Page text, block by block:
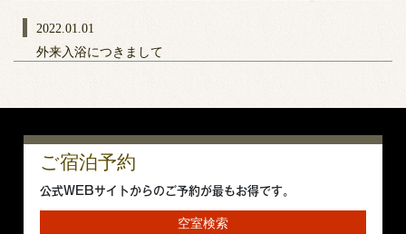
2022.01.01
外来入浴につきまして
ご宿泊予約
公式WEBサイトからのご予約が最もお得です。
空室検索